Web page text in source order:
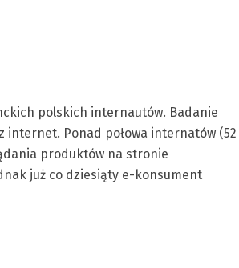
polskich internautów. Badanie
internet. Ponad połowa internatów (52
produktów na stronie
już co dziesiąty e-konsument